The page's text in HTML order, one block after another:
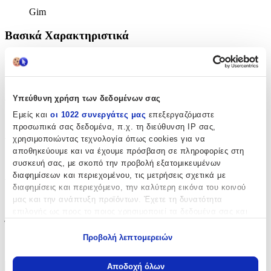
Υπεύθυνη χρήση των δεδομένων σας
Εμείς και οι 1022 συνεργάτες μας επεξεργαζόμαστε
προσωπικά σας δεδομένα, π.χ. τη διεύθυνση IP σας,
χρησιμοποιώντας τεχνολογία όπως cookies για να
αποθηκεύουμε και να έχουμε πρόσβαση σε πληροφορίες στη
συσκευή σας, με σκοπό την προβολή εξατομικευμένων
διαφημίσεων και περιεχομένου, τις μετρήσεις σχετικά με
διαφημίσεις και περιεχόμενο, την καλύτερη εικόνα του κοινού
μας και την ανάπτυξη προϊόντων. Έχετε τη δυνατότητα
Να συλλέξουμε πληροφορίες σχετικά με τη γεωγραφική
Προβολή λεπτομερειών
Αποδοχή όλων
Gim
Βασικά Χαρακτηριστικά
Χρώμα
Μπλε
Φύλο:
Κορίτσι
Τύπος:
Πλάτης
Τάξη
Δημοτικού
Ανατομική Πλάτη